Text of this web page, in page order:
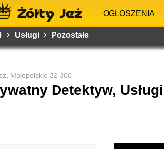
OGŁOSZENIA
Usługi Pozostałe
Małopolskie 32-300
Detektyw,